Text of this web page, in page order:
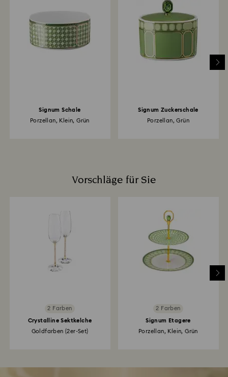
Signum Schale
Porzellan, Klein, Grün
Signum Zuckerschale
Porzellan, Grün
Vorschläge für Sie
2 Farben
Crystalline Sektkelche
Goldfarben (2er-Set)
2 Farben
Signum Etagere
Porzellan, Klein, Grün